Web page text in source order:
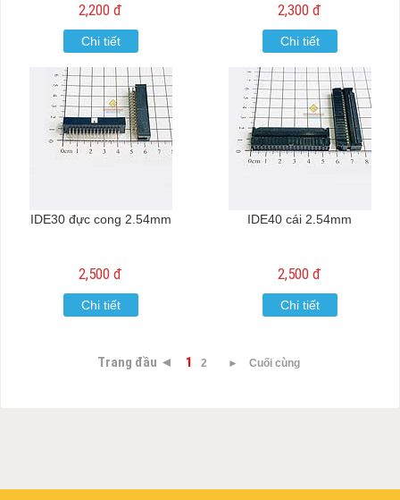
2,200 đ
Chi tiết
2,300 đ
Chi tiết
IDE30 đực cong 2.54mm
2,500 đ
Chi tiết
IDE40 cái 2.54mm
2,500 đ
Chi tiết
Trang đầu ◄ 1 2 ► Cuối cùng